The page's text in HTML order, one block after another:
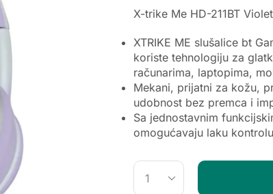
X-trike Me HD-211BT
XTRIKE ME slušalice bt
koriste tehnologiju za
računarima, laptopima,
Mekani, prijatni za kožu,
udobnost bez premca i
Sa jednostavnim
omogućavaju laku